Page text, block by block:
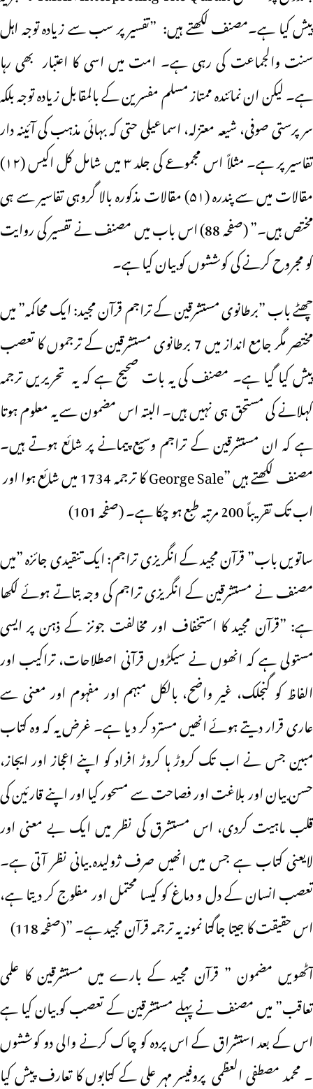
پیش کیا ہے۔مصنف لکھتے ہیں: ”تفسیر پر سب سے زیادہ توجہ اہل
سنت والجماعت کی رہی ہے۔ امت میں اسی کا اعتبار بھی رہا
ہے۔ لیکن ان نمائندہ ممتاز مسلم مفسرین کے بالمقابل زیادہ توجہ بلکہ
سر پرستی صوفی، شیعہ معتزلہ، اسماعیلی حتی کہ بہائی مذہب کی آئینہ دار
تفاسیر پر ہے۔ مثلاً اس مجموعے کی جلد ۳ میں شامل کل اکیس (۱۲)
مقالات میں سے پندرہ (۵۱) مقالات مذکورہ بالا گروہی تفاسیر سے ہی
مختص ہیں۔” (صفحہ 88) اس باب میں مصنف نے تفسیر کی روایت
کو مجروح کرنے کی کوششوں کو بیان کیا ہے۔
چھٹے باب ”برطانوی مستشرقین کے تراجم قرآن مجید: ایک محاکمہ” میں
مختصر مگر جامع انداز میں 7 برطانوی مستشرقین کے ترجموں کا تعصب
پیش کیا گیا ہے۔ مصنف کی یہ بات صحیح ہے کہ یہ تحریریں ترجمہ
کہلانے کی مستحق ہی نہیں ہیں۔ البتہ اس مضمون سے یہ معلوم ہوتا
ہے کہ ان مستشرقین کے تراجم وسیع پیمانے پر شائع ہوتے ہیں۔
مصنف لکھتے ہیں ”George Sale کا ترجمہ 1734 میں شائع ہوا اور
اب تک تقریباً 200 مرتبہ طبع ہو چکا ہے۔ (صفحہ 101)
ساتویں باب” قرآن مجید کے انگریزی تراجم: ایک تنقیدی جائزہ ”میں
مصنف نے مستشرقین کے انگریزی تراجم کی وجہ بتاتے ہوئے لکھا
ہے: ”قرآن مجید کا استخفاف اور مخالفت جونز کے ذہن پر ایسی
مستولی ہے کہ انھوں نے سیکڑوں قرآنی اصطلاحات، تراکیب اور
الفاظ کو گنجلک، غیر واضح، بالکل مبہم اور مفہوم اور معنی سے
عاری قرار دیتے ہوئے انھیں مسترد کر دیا ہے۔ غرض یہ کہ وہ کتاب
مبین جس نے اب تک کروڑ ہا کروڑ افراد کو اپنے اعجاز اور ایجاز،
حسن بیان اور بلاغت اور فصاحت سے مسحور کیا اور اپنے قارئین کی
قلب ماہیت کردی، اس مستشرق کی نظر میں ایک بے معنی اور
لایعنی کتاب ہے جس میں انھیں صرف ژولیدہ بیانی نظر آتی ہے۔
تعصب انسان کے دل و دماغ کو کیسا محتمل اور مفلوج کر دیتا ہے،
اس حقیقت کا جیتا جاگتا نمونہ یہ ترجمہ قرآن مجید ہے۔ ”(صفحہ 118)
آٹھویں مضمون ” قرآن مجید کے بارے میں مستشرقین کا علمی
تعاقب” میں مصنف نے پہلے مستشرقین کے تعصب کو بیان کیا ہے
اس کے بعد استشراق کے اس پردہ کو چاک کرنے والی دو کوششوں
۔ محمد مصطفی العظمی پروفیسر مہر علی کے کتابوں کا تعارف پیش کیا